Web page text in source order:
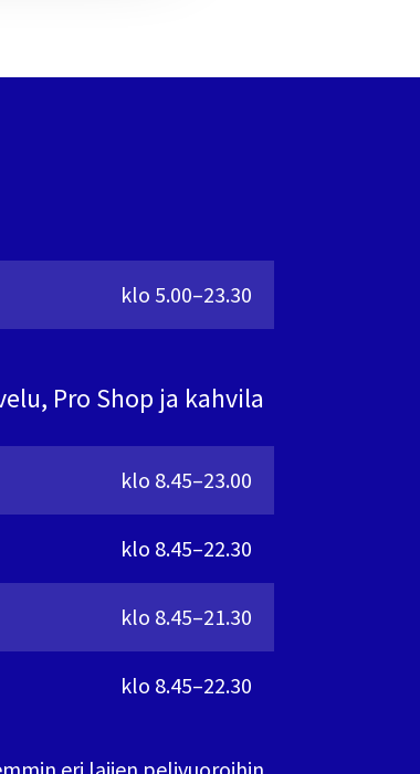
klo 5.00–23.30
Pro Shop ja kahvila
klo 8.45–23.00
klo 8.45–22.30
klo 8.45–21.30
klo 8.45–22.30